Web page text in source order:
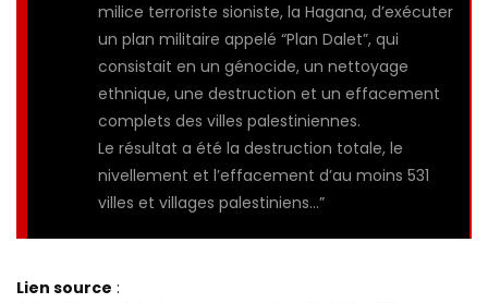
milice terroriste sioniste, la Hagana, d’exécuter
un plan militaire appelé “Plan Dalet”, qui
consistait en un génocide, un nettoyage
ethnique, une destruction et un effacement
complets des villes palestiniennes.
Le résultat a été la destruction totale, le
nivellement et l’effacement d’au moins 531
villes et villages palestiniens…”
Lien source :